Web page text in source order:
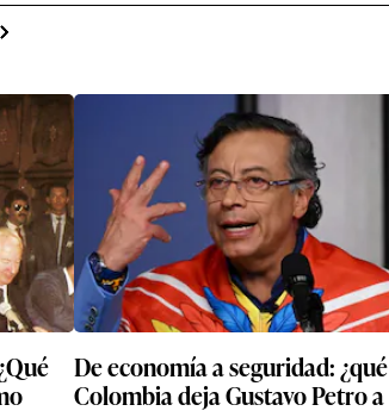
De economía a seguridad: ¿qué
Colombia deja Gustavo Petro a